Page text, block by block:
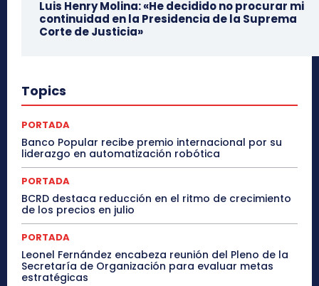
Luis Henry Molina: «He decidido no procurar mi
continuidad en la Presidencia de la Suprema
Corte de Justicia»
Topics
PORTADA
Banco Popular recibe premio internacional por su
liderazgo en automatización robótica
PORTADA
BCRD destaca reducción en el ritmo de crecimiento
de los precios en julio
PORTADA
Leonel Fernández encabeza reunión del Pleno de la
Secretaría de Organización para evaluar metas
estratégicas